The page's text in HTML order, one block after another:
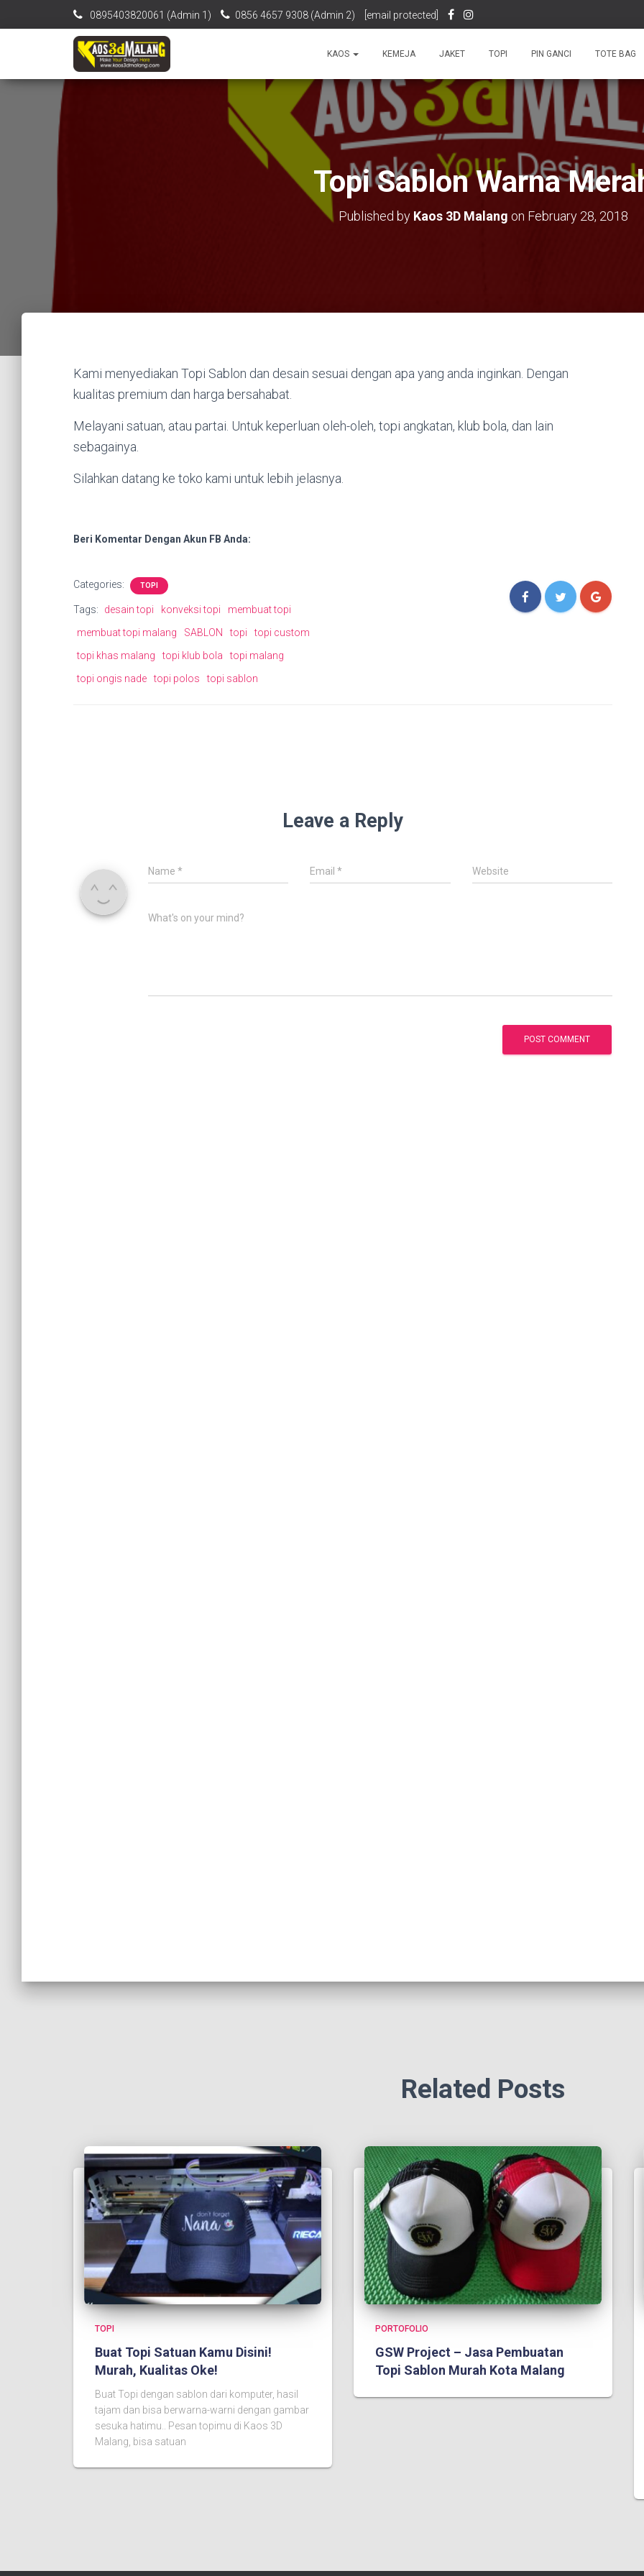
0895403820061‬ (Admin 1) 0856 4657 9308 (Admin 2) [email protected]
KAOS KEMEJA JAKET TOPI PIN GANCI TOTE BAG
Topi Sablon Warna
Published by Kaos 3D Malang on February 28, 2018
Kami menyediakan Topi Sablon dan desain sesuai dengan apa yang anda inginkan. Dengan
kualitas premium dan harga bersahabat.
Melayani satuan, atau partai. Untuk keperluan oleh-oleh, topi angkatan, klub bola, dan lain
sebagainya.
Silahkan datang ke toko kami untuk lebih jelasnya.
Beri Komentar Dengan Akun FB Anda:
Categories: TOPI
Tags: desain topi konveksi topi
membuat topi
membuat topi malang
SABLON topi
topi custom
topi khas malang
topi klub bola
topi malang
topi ongis nade
topi polos topi sablon
Leave a Reply
Name * Email* Website
What's on your mind?
Related Posts
TOPI
Buat Topi Satuan Kamu Disini!
Murah, Kualitas Oke!
Buat Topi dengan sablon dari komputer, hasil
tajam dan bisa berwarna-warni dengan gambar
sesuka hatimu.. Pesan topimu di Kaos 3D
Malang, bisa satuan
PORTOFOLIO
GSW Project – Jasa Pembuatan
Topi Sablon Murah Kota Malang